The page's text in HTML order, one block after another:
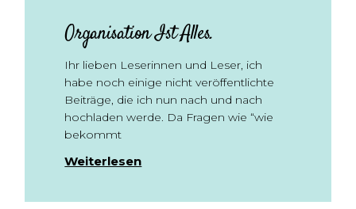
Organisation Ist Alles.
Ihr lieben Leserinnen und Leser, ich
habe noch einige nicht veröffentlichte
Beiträge, die ich nun nach und nach
hochladen werde. Da Fragen wie “wie
bekommt
Weiterlesen